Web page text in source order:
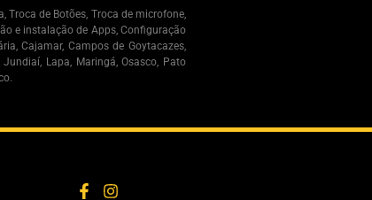
Troca de Botões, Troca de microfone,
e instalação de Apps, Configuração
Cajamar, Campos de Goytacazes,
Lapa, Maringá, Osasco, Pato